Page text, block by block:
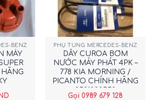
BENZ
MÁY
HÃNG
PHỤ TÙNG MERCEDES-BENZ
DÂY CUROA BƠM
NƯỚC MÁY PHÁT 4PK –
778 KIA MORNING /
PICANTO CHÍNH HÃNG
Gọi 0989 679 128